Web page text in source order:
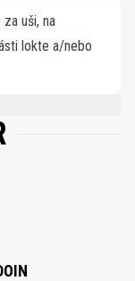
uši, na
lokte a/nebo
ETHYLHEXYL
LIMONENE,